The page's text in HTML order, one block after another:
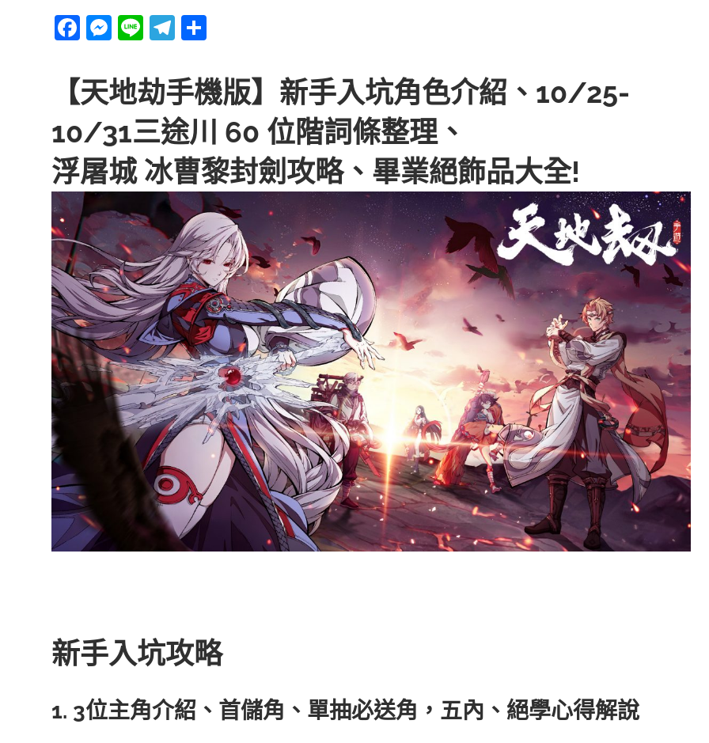
Facebook
Messenger
LineTelegram
分
【天地劫手機版】新手入坑角色介紹、10/25-
10/31三途川 60 位階詞條整理、
浮屠城 冰曹黎封劍攻略、畢業絕飾品大全!
新手入坑攻略
1. 3位主角介紹、首儲角、單抽必送角，五內、絕學心得解說